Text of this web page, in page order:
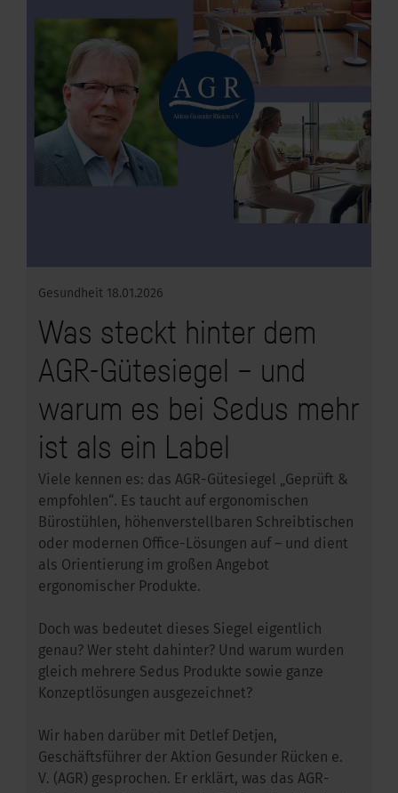
Gesundheit 18.01.2026
Was steckt hinter dem
AGR-Gütesiegel – und
warum es bei Sedus mehr
ist als ein Label
Viele kennen es: das AGR-Gütesiegel „Geprüft &
empfohlen“. Es taucht auf ergonomischen
Bürostühlen, höhenverstellbaren Schreibtischen
oder modernen Office-Lösungen auf – und dient
als Orientierung im großen Angebot
ergonomischer Produkte.
Doch was bedeutet dieses Siegel eigentlich
genau? Wer steht dahinter? Und warum wurden
gleich mehrere Sedus Produkte sowie ganze
Konzeptlösungen ausgezeichnet?
Wir haben darüber mit Detlef Detjen,
Geschäftsführer der Aktion Gesunder Rücken e.
V. (AGR) gesprochen. Er erklärt, was das AGR-